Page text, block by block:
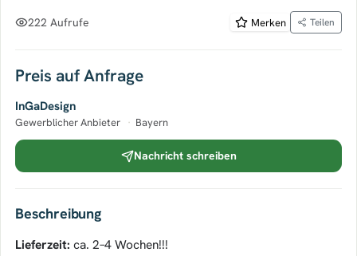
222 Aufrufe Merken Teilen
Preis auf Anfrage
InGaDesign
Gewerblicher Anbieter · Bayern
Nachricht schreiben
Beschreibung
Lieferzeit: ca. 2–4 Wochen!!!